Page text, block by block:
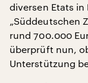
diversen Etats in
„Süddeutschen
rund 700.000
überprüft nun,
Unterstützung